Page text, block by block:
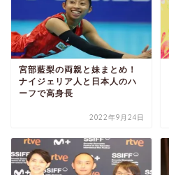
宮部藍梨の両親と妹まとめ！
ナイジェリア人と日本人のハ
ーフで高身長
2022年9月24日